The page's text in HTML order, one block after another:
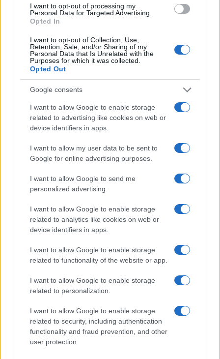
I want to opt-out of processing my
Personal Data for Targeted Advertising.
Opted In
I want to opt-out of Collection, Use,
Retention, Sale, and/or Sharing of my
Personal Data that Is Unrelated with the
Purposes for which it was collected.
Opted Out
Google consents
I want to allow Google to enable storage
related to advertising like cookies on web or
device identifiers in apps.
I want to allow my user data to be sent to
Google for online advertising purposes.
I want to allow Google to send me
personalized advertising.
I want to allow Google to enable storage
related to analytics like cookies on web or
device identifiers in apps.
I want to allow Google to enable storage
related to functionality of the website or app.
I want to allow Google to enable storage
related to personalization.
I want to allow Google to enable storage
related to security, including authentication
functionality and fraud prevention, and other
user protection.
Su WhatsApp al numero +39
345 356 7512
daGoogle News
F
a
ce
b
o
k
T
w
it
te
r
Pi
n
te
re
st
W
h
at
s
A
p
S
h
re
Articolo precedente
Prossimo articolo
NOTIZIE RECENTI
Controlli rafforzati in Costa Smeralda, 20
arresti e 135 denunce
Tre milioni di euro dalla Provincia Gallura per
nuove aule nelle scuole di Olbia